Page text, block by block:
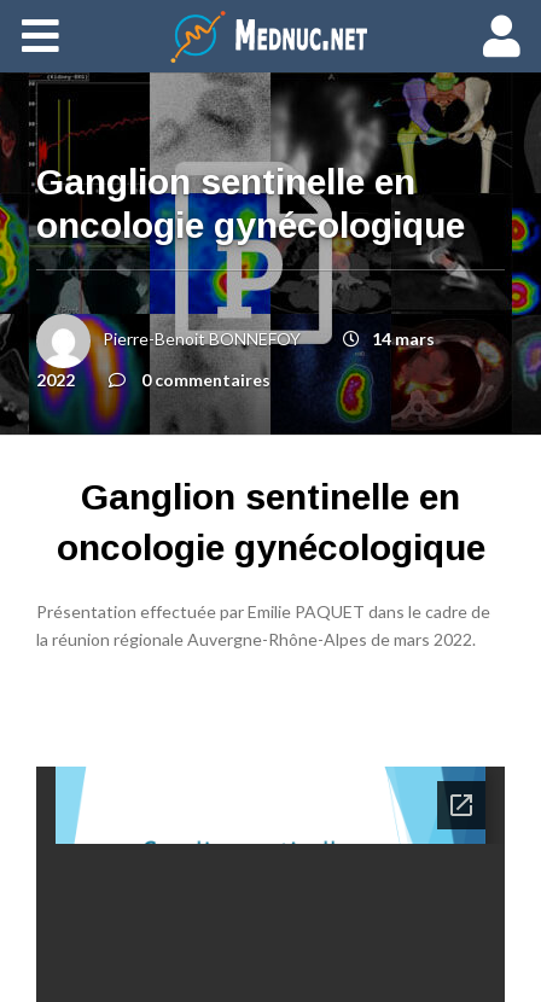
Ajouter du contenu
Ganglion sentinelle en
oncologie gynécologique
Pierre-Benoit BONNEFOY
14 mars
2022
0 commentaires
Ganglion sentinelle en
oncologie gynécologique
Présentation effectuée par Emilie PAQUET dans le cadre de
la réunion régionale Auvergne-Rhône-Alpes de mars 2022.